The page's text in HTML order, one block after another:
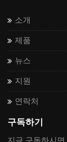
소개
제품
뉴스
지원
연락처
구독하기
지금 구독하시